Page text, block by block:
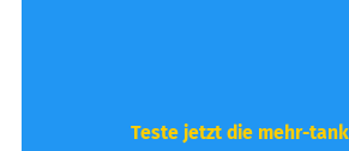
Teste jetzt die mehr-